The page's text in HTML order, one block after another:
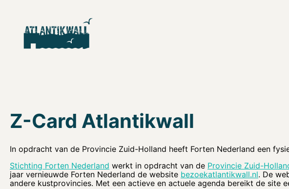
Z-Card Atlantikwall
In opdracht van de Provincie Zuid-Holland heeft Forten Nederland een
Stichting Forten Nederland werkt in opdracht van de Provincie Zuid-
jaar vernieuwde Forten Nederland de website bezoekatlantikwall.nl. De
andere kustprovincies. Met een actieve en actuele agenda bereikt de site